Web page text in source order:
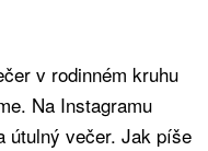
v rodinném kruhu
Na Instagramu
útulný večer. Jak píše